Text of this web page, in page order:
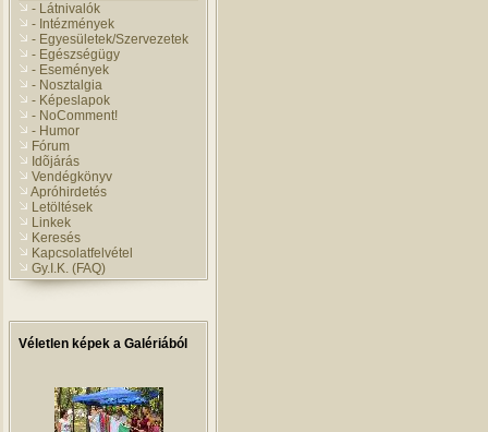
- Látnivalók
- Intézmények
- Egyesületek/Szervezetek
- Egészségügy
- Események
- Nosztalgia
- Képeslapok
- NoComment!
- Humor
Fórum
Idõjárás
Vendégkönyv
Apróhirdetés
Letöltések
Linkek
Keresés
Kapcsolatfelvétel
Gy.I.K. (FAQ)
Véletlen képek a Galériából